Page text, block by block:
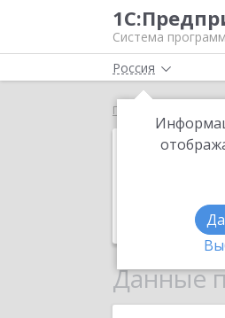
Система программ
Россия
Главная
Телефон:
Данные